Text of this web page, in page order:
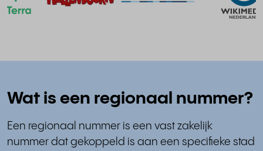
Wat is een regionaal nummer?
Een regionaal nummer is een vast zakelijk
nummer dat gekoppeld is aan een specifieke stad